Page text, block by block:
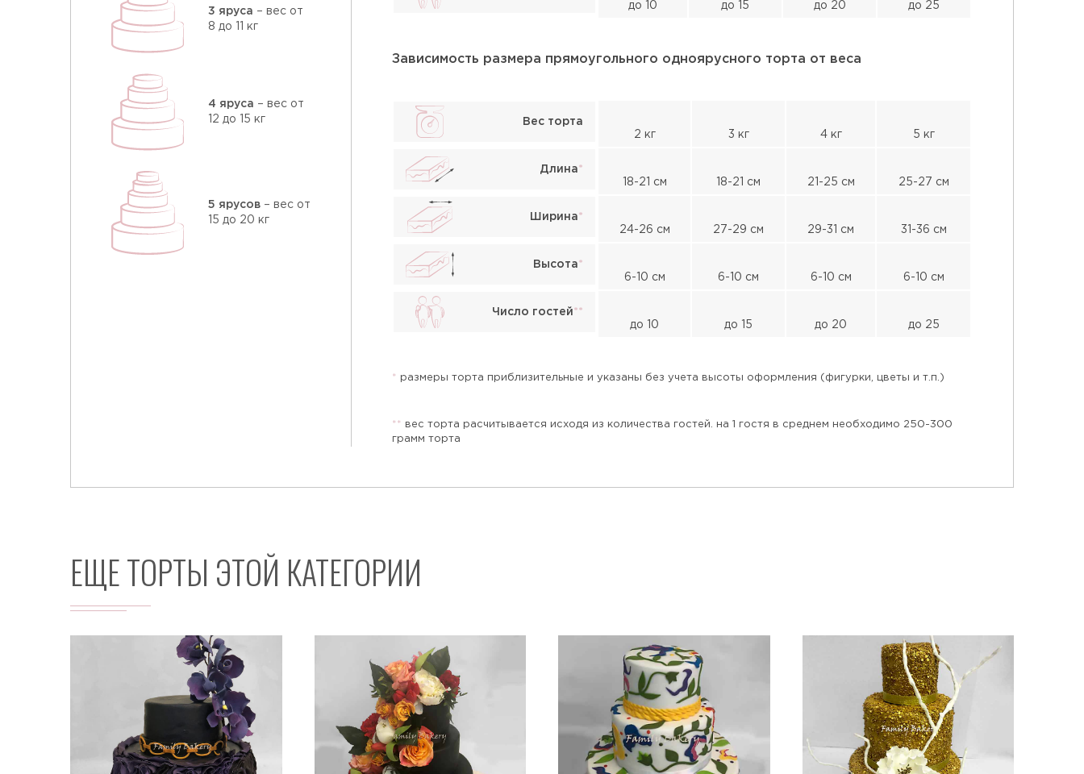
3 яруса – вес от
8 до 11 кг
4 яруса – вес от
12 до 15 кг
5 ярусов – вес от
15 до 20 кг
до 10
до 15 до 20 до 25
Зависимость размера прямоугольного одноярусного торта от веса
Вес торта
2 кг
3 кг 4 кг 5 кг
Длина*
18-21 см
18-21 см 21-25 см 25-27 см
Ширина*
24-26 см
27-29 см 29-31 см 31-36 см
Высота*
6-10 см
6-10 см 6-10 см 6-10 см
Число гостей**
до 10
до 15 до 20 до 25
* размеры торта приблизительные и указаны без учета высоты оформления (фигурки, цветы и т.п.)
* *
вес торта расчитывается исходя из количества гостей. на 1 гостя в среднем необходимо 250-300
грамм торта
ЕЩЕ ТОРТЫ ЭТОЙ КАТЕГОРИИ